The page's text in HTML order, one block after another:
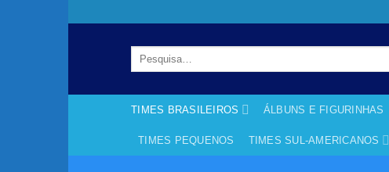
Pesquisar
TIMES BRASILEIROS ÁLBUNS E FIGURINHAS
TIMES PEQUENOS TIMES SUL-AMERICANOS